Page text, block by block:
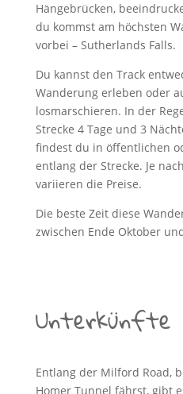
Hängebrücken,
du kommst am höchsten
vorbei – Sutherlands Falls.
Du kannst den Track
Wanderung erleben oder
losmarschieren. In der
Strecke 4 Tage und 3
findest du in öffentlichen
entlang der Strecke. Je
variieren die Preise.
Die beste Zeit diese
zwischen Ende Oktober
Unterkünfte
Entlang der Milford Road,
Homer Tunnel fährst, gibt